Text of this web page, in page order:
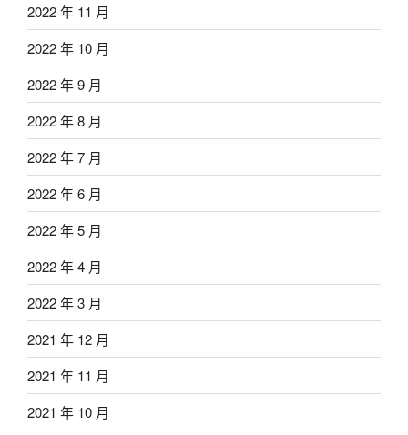
2022 年 11 月
2022 年 10 月
2022 年 9 月
2022 年 8 月
2022 年 7 月
2022 年 6 月
2022 年 5 月
2022 年 4 月
2022 年 3 月
2021 年 12 月
2021 年 11 月
2021 年 10 月